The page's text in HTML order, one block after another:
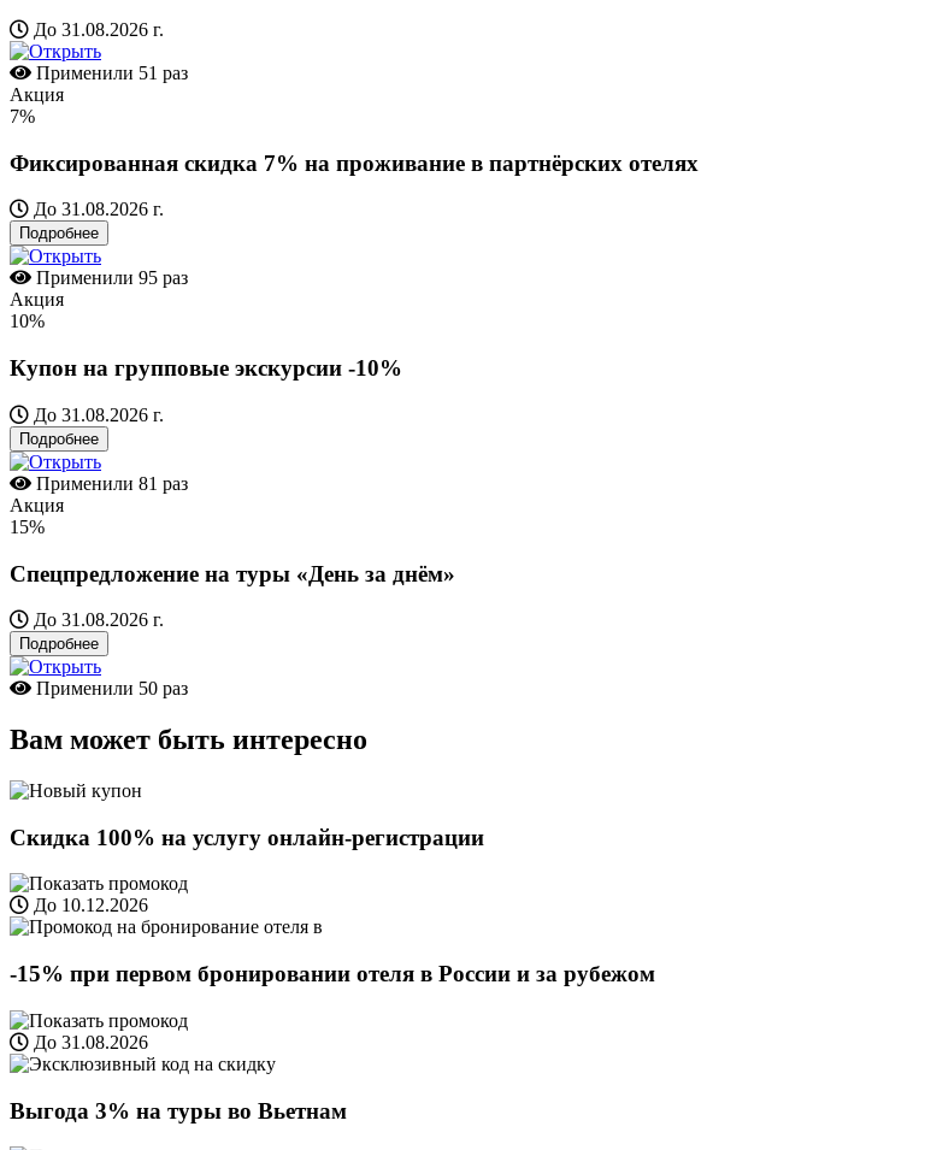
До 31.08.2026 г.
Применили 51 раз
Акция
7%
Фиксированная скидка 7% на проживание в партнёрских отелях
До 31.08.2026 г.
Подробнее
Применили 95 раз
Акция
10%
Купон на групповые экскурсии -10%
До 31.08.2026 г.
Подробнее
Применили 81 раз
Акция
15%
Спецпредложение на туры «День за днём»
До 31.08.2026 г.
Подробнее
Применили 50 раз
Вам может быть интересно
Скидка 100% на услугу онлайн-регистрации
До 10.12.2026
-15% при первом бронировании отеля в России и за рубежом
До 31.08.2026
Выгода 3% на туры во Вьетнам